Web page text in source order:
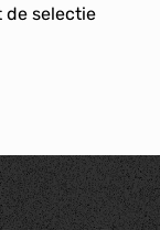
de selectie